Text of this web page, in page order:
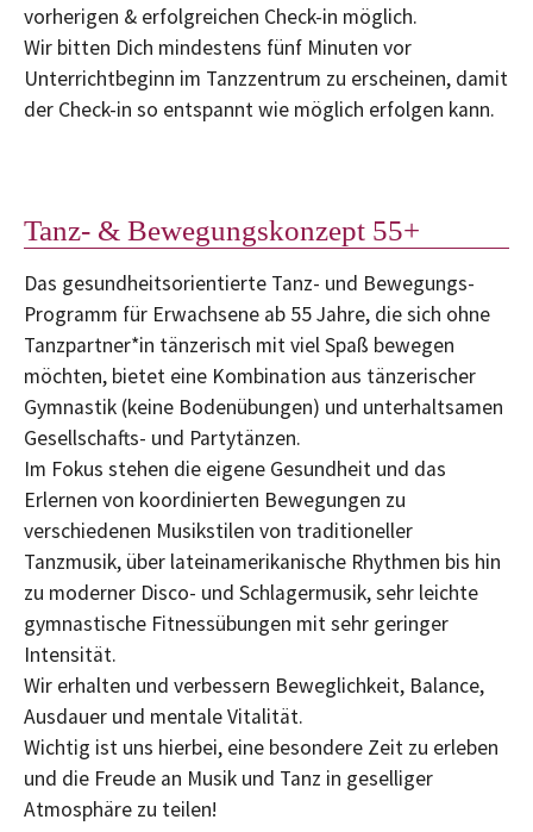
vorherigen & erfolgreichen Check-in möglich.
Wir bitten Dich mindestens fünf Minuten vor
Unterrichtbeginn im Tanzzentrum zu erscheinen, damit
der Check-in so entspannt wie möglich erfolgen kann.
Tanz- & Bewegungskonzept 55+
Das gesundheitsorientierte Tanz- und Bewegungs-
Programm für Erwachsene ab 55 Jahre, die sich ohne
Tanzpartner*in tänzerisch mit viel Spaß bewegen
möchten, bietet eine Kombination aus tänzerischer
Gymnastik (keine Bodenübungen) und unterhaltsamen
Gesellschafts- und Partytänzen.
Im Fokus stehen die eigene Gesundheit und das
Erlernen von koordinierten Bewegungen zu
verschiedenen Musikstilen von traditioneller
Tanzmusik, über lateinamerikanische Rhythmen bis hin
zu moderner Disco- und Schlagermusik, sehr leichte
gymnastische Fitnessübungen mit sehr geringer
Intensität.
Wir erhalten und verbessern Beweglichkeit, Balance,
Ausdauer und mentale Vitalität.
Wichtig ist uns hierbei, eine besondere Zeit zu erleben
und die Freude an Musik und Tanz in geselliger
Atmosphäre zu teilen!